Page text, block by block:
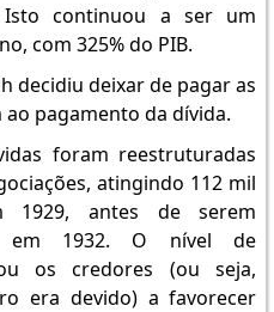
continuou a ser um
com 325% do PIB.
decidiu deixar de pagar as
pagamento da dívida.
foram reestruturadas
atingindo 112 mil
1929, antes de serem
em 1932. O nível de
os credores (ou seja,
era devido) a favorecer